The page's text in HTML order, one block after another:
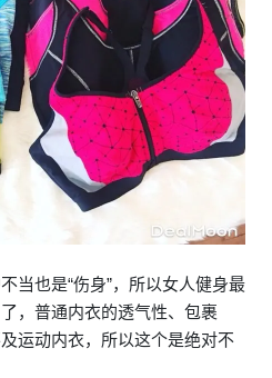
当也是“伤身”，所以女人健身最
，普通内衣的透气性、包裹
运动内衣，所以这个是绝对不